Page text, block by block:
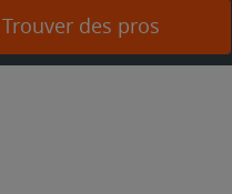
Trouver des pros